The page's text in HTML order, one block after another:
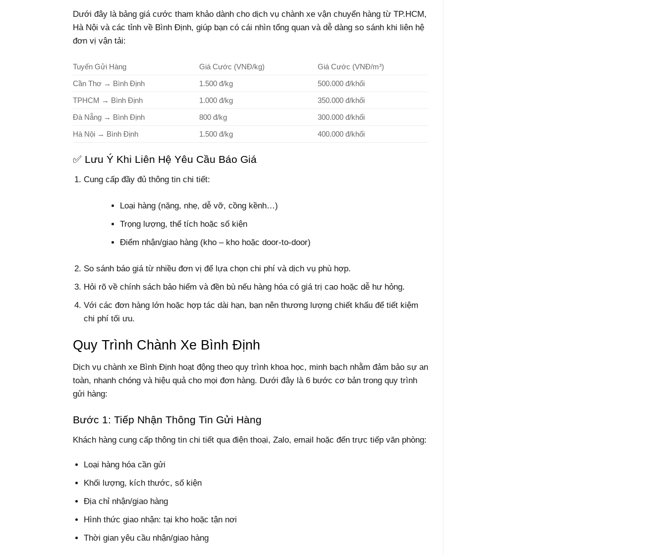
Dưới đây là bảng giá cước tham khảo dành cho dịch vụ chành xe vận chuyển hàng từ TP.HCM,
Hà Nội và các tỉnh về Bình Định, giúp bạn có cái nhìn tổng quan và dễ dàng so sánh khi liên hệ
đơn vị vận tải:
Tuyến Gửi Hàng Giá Cước (VNĐ/kg)
Giá Cước (VNĐ/m³)
Cần Thơ → Bình Định
1.500 đ/kg
500.000 đ/khối
TPHCM → Bình Định
1.000 đ/kg
350.000 đ/khối
Đà Nẵng → Bình Định
800 đ/kg
300.000 đ/khối
Hà Nội → Bình Định
1.500 đ/kg 400.000 đ/khối
✅ Lưu Ý Khi Liên Hệ Yêu Cầu Báo Giá
Cung cấp đầy đủ thông tin chi tiết:
Loại hàng (nặng, nhẹ, dễ vỡ, cồng kềnh…)
Trọng lượng, thể tích hoặc số kiện
Điểm nhận/giao hàng (kho – kho hoặc door-to-door)
So sánh báo giá từ nhiều đơn vị để lựa chọn chi phí và dịch vụ phù hợp.
Hỏi rõ về chính sách bảo hiểm và đền bù nếu hàng hóa có giá trị cao hoặc dễ hư hỏng.
Với các đơn hàng lớn hoặc hợp tác dài hạn, bạn nên thương lượng chiết khấu để tiết kiệm
chi phí tối ưu.
Quy Trình Chành Xe Bình Định
Dịch vụ chành xe Bình Định hoạt động theo quy trình khoa học, minh bạch nhằm đảm bảo sự an
toàn, nhanh chóng và hiệu quả cho mọi đơn hàng. Dưới đây là 6 bước cơ bản trong quy trình
gửi hàng:
Bước 1: Tiếp Nhận Thông Tin Gửi Hàng
Khách hàng cung cấp thông tin chi tiết qua điện thoại, Zalo, email hoặc đến trực tiếp văn phòng:
Loại hàng hóa cần gửi
Khối lượng, kích thước, số kiện
Địa chỉ nhận/giao hàng
Hình thức giao nhận: tại kho hoặc tận nơi
Thời gian yêu cầu nhận/giao hàng